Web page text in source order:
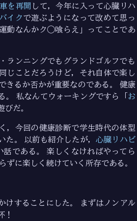
を再開して，今年に入って心臓リハ
イクで遊ぶようになって改めて思っ
動なんかク◯喰らえ」ってことであ
ランニングでもグランドゴルフでも
じことだろうけど，それ自体で楽し
きるか否かが重要なのである。 健康
。 私なんてウォーキングですら「お
だ。
，今回の健康診断で学生時代の体型
た。 以前も紹介したが， 心臓リハビ
話である。 楽しくなければやってら
ずに楽しく続けていく所存である。
けすることにした。 まずはノンアル
！